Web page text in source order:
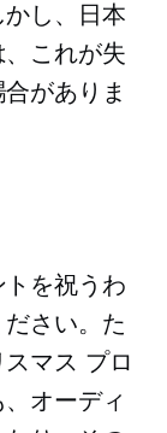
し、日本
これが失
がありま
を祝うわ
さい。た
マス プロ
オーディ